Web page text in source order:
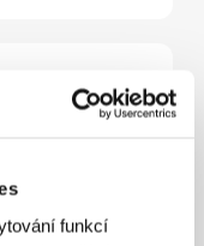
funkcí